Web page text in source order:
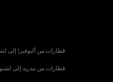
قطارات من ألبوفيرا إلى
قطارات من مدريد إلى